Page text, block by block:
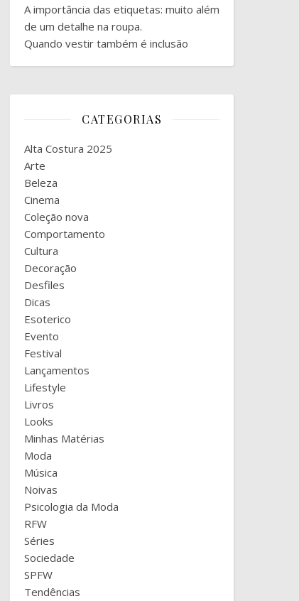
A importância das etiquetas: muito além
de um detalhe na roupa.
Quando vestir também é inclusão
CATEGORIAS
Alta Costura 2025
Arte
Beleza
Cinema
Coleção nova
Comportamento
Cultura
Decoração
Desfiles
Dicas
Esoterico
Evento
Festival
Lançamentos
Lifestyle
Livros
Looks
Minhas Matérias
Moda
Música
Noivas
Psicologia da Moda
RFW
Séries
Sociedade
SPFW
Tendências